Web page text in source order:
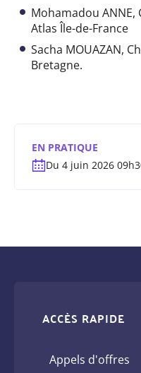
Mohamadou
Atlas Île-de-France
Sacha MOUAZAN,
Bretagne.
EN PRATIQUE
Du 4 juin 2026
ACCÈS RAPIDE
Appels d'offres